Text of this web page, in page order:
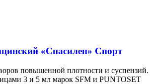
«Спасилен» Спорт
повышенной плотности и суспензий.
3 и 5 мл марок SFM и PUNTOSET